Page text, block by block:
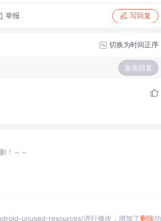
举报 写回复
切换为时间正序
发表回复
！～～
unused-resources/进行修改，增加了删除功